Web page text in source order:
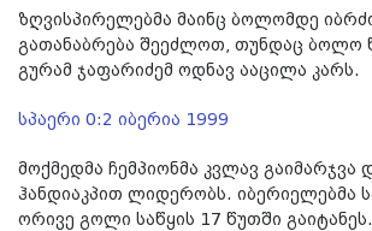
ზღვისპირელებმა მაინც ბოლომდე
გათანაბრება შეეძლოთ, თუნდაც ბოლო
გურამ ჯაფარიძემ ოდნავ ააცილა კარს.
სპაერი 0:2 იბერია 1999
მოქმედმა ჩემპიონმა კვლავ გაიმარჯვა
ჰანდიაკპით ლიდერობს. იბერიელებმა
ორივე გოლი საწყის 17 წუთში გაიტანეს.